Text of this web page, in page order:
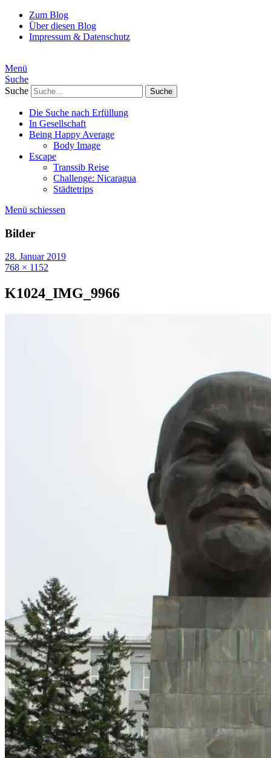
Zum Blog
Über diesen Blog
Impressum & Datenschutz
Menü
Suche
Suche
Die Suche nach Erfüllung
In Gesellschaft
Being Happy Average
Body Image
Escape
Transsib Reise
Challenge: Nicaragua
Städtetrips
Menü schiessen
Bilder
28. Januar 2019
768 × 1152
K1024_IMG_9966